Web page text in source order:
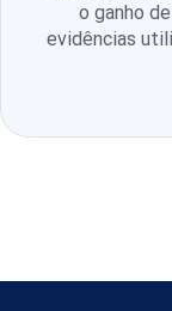
o ganho
evidências